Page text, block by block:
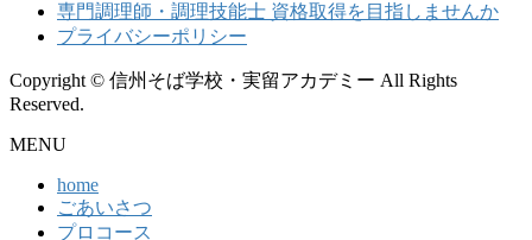
専門調理師・調理技能士 資格取得を目指しませんか
プライバシーポリシー
Copyright © 信州そば学校・実留アカデミー All Rights
Reserved.
MENU
home
ごあいさつ
プロコース